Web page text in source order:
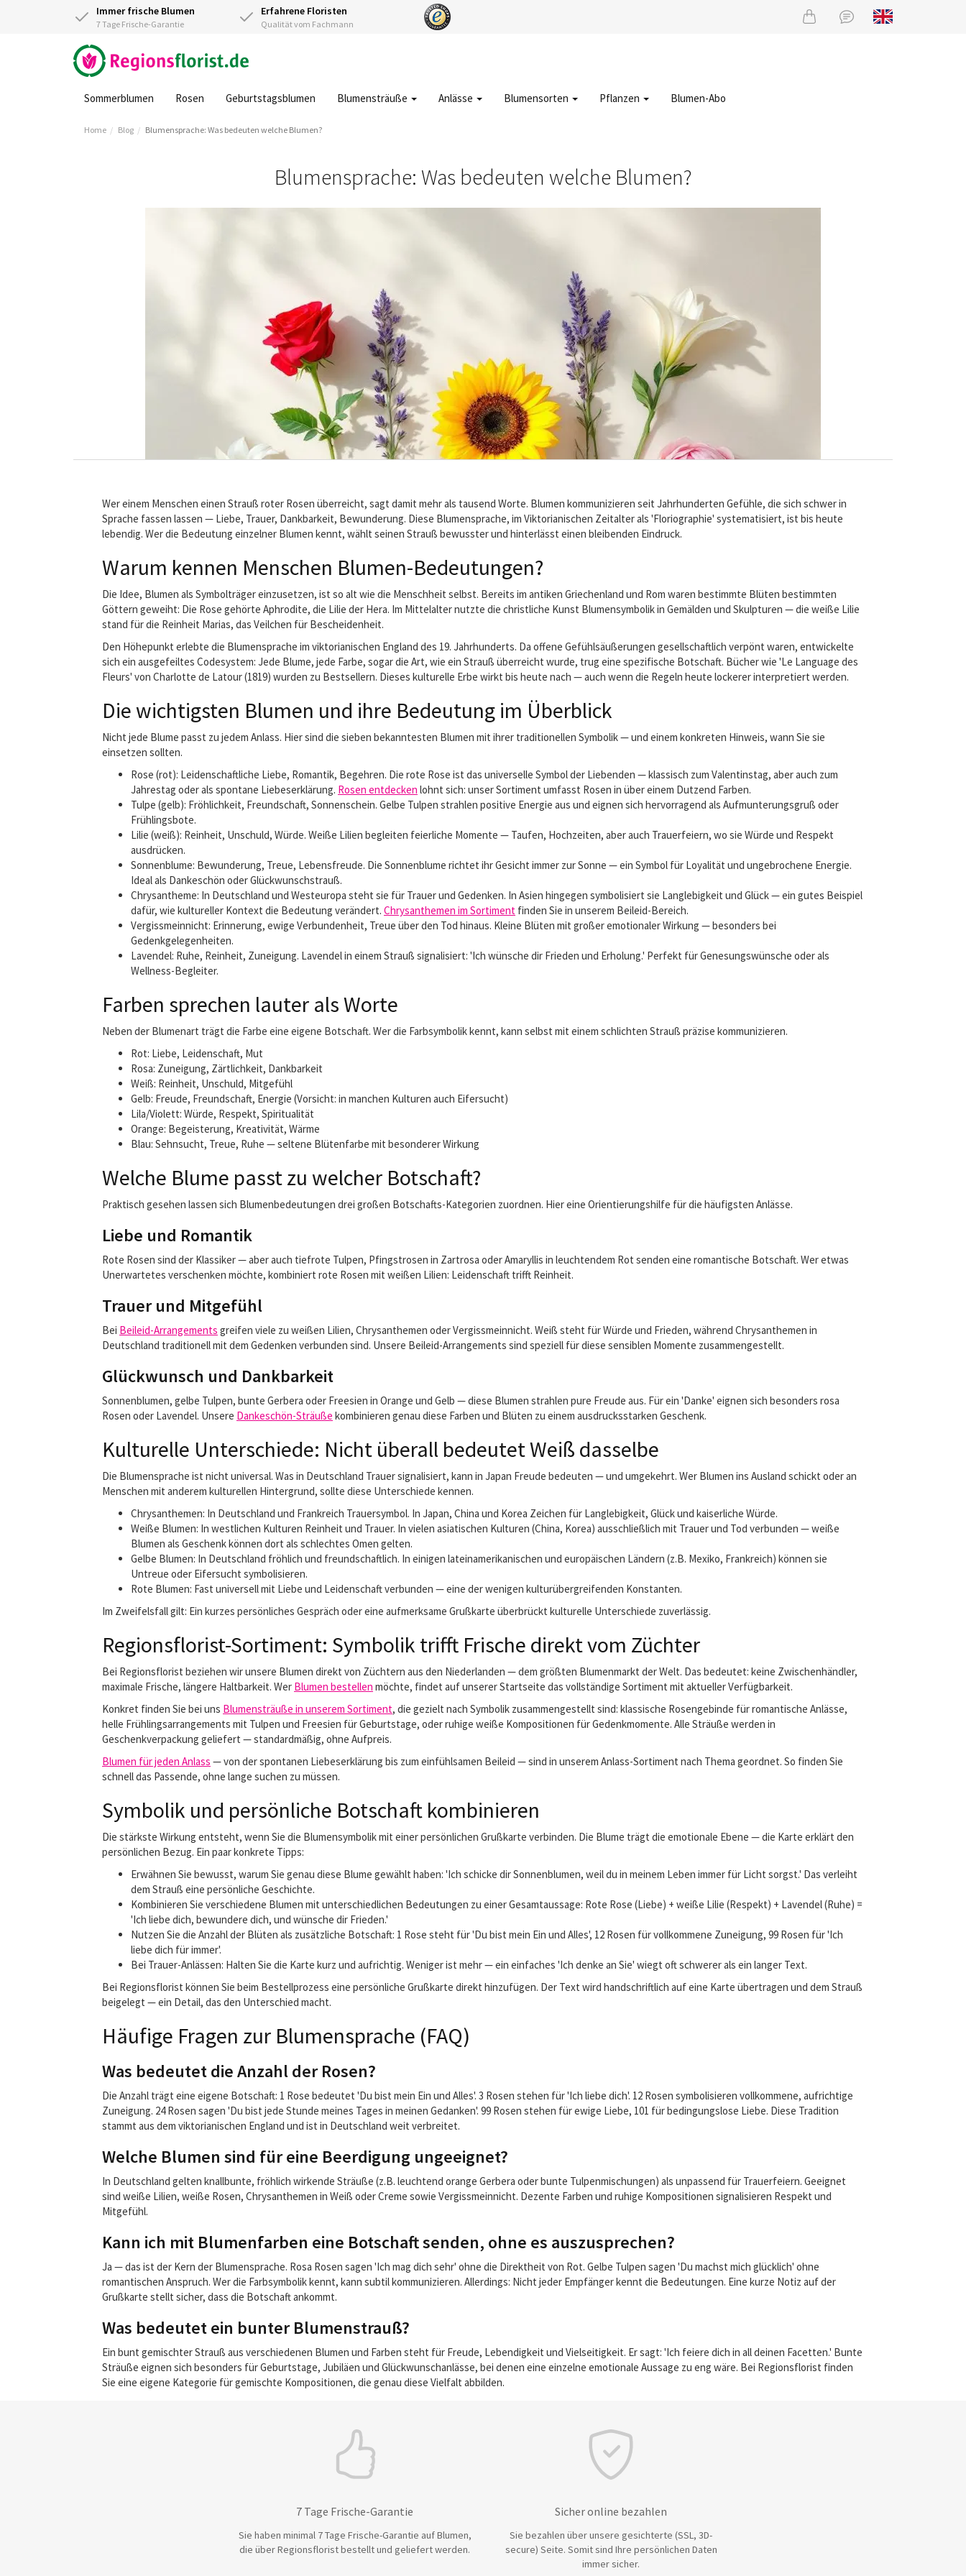
Immer frische Blumen
7 Tage Frische-Garantie
Erfahrene Floristen
Qualität vom Fachmann
Sommerblumen Rosen Geburtstagsblumen Blumensträuße Anlässe Blumensorten Pflanzen Blumen-Abo
Home Blog Blumensprache: Was bedeuten welche Blumen?
Blumensprache: Was bedeuten welche Blumen?
Wer einem Menschen einen Strauß roter Rosen überreicht, sagt damit mehr als tausend Worte. Blumen kommunizieren seit Jahrhunderten Gefühle, die sich schwer in
Sprache fassen lassen — Liebe, Trauer, Dankbarkeit, Bewunderung. Diese Blumensprache, im Viktorianischen Zeitalter als 'Floriographie' systematisiert, ist bis heute
lebendig. Wer die Bedeutung einzelner Blumen kennt, wählt seinen Strauß bewusster und hinterlässt einen bleibenden Eindruck.
Warum kennen Menschen Blumen-Bedeutungen?
Die Idee, Blumen als Symbolträger einzusetzen, ist so alt wie die Menschheit selbst. Bereits im antiken Griechenland und Rom waren bestimmte Blüten bestimmten
Göttern geweiht: Die Rose gehörte Aphrodite, die Lilie der Hera. Im Mittelalter nutzte die christliche Kunst Blumensymbolik in Gemälden und Skulpturen — die weiße Lilie
stand für die Reinheit Marias, das Veilchen für Bescheidenheit.
Den Höhepunkt erlebte die Blumensprache im viktorianischen England des 19. Jahrhunderts. Da offene Gefühlsäußerungen gesellschaftlich verpönt waren, entwickelte
sich ein ausgefeiltes Codesystem: Jede Blume, jede Farbe, sogar die Art, wie ein Strauß überreicht wurde, trug eine spezifische Botschaft. Bücher wie 'Le Language des
Fleurs' von Charlotte de Latour (1819) wurden zu Bestsellern. Dieses kulturelle Erbe wirkt bis heute nach — auch wenn die Regeln heute lockerer interpretiert werden.
Die wichtigsten Blumen und ihre Bedeutung im Überblick
Nicht jede Blume passt zu jedem Anlass. Hier sind die sieben bekanntesten Blumen mit ihrer traditionellen Symbolik — und einem konkreten Hinweis, wann Sie sie
einsetzen sollten.
Rose (rot): Leidenschaftliche Liebe, Romantik, Begehren. Die rote Rose ist das universelle Symbol der Liebenden — klassisch zum Valentinstag, aber auch zum
Jahrestag oder als spontane Liebeserklärung. Rosen entdecken lohnt sich: unser Sortiment umfasst Rosen in über einem Dutzend Farben.
Tulpe (gelb): Fröhlichkeit, Freundschaft, Sonnenschein. Gelbe Tulpen strahlen positive Energie aus und eignen sich hervorragend als Aufmunterungsgruß oder
Frühlingsbote.
Lilie (weiß): Reinheit, Unschuld, Würde. Weiße Lilien begleiten feierliche Momente — Taufen, Hochzeiten, aber auch Trauerfeiern, wo sie Würde und Respekt
ausdrücken.
Sonnenblume: Bewunderung, Treue, Lebensfreude. Die Sonnenblume richtet ihr Gesicht immer zur Sonne — ein Symbol für Loyalität und ungebrochene Energie.
Ideal als Dankeschön oder Glückwunschstrauß.
Chrysantheme: In Deutschland und Westeuropa steht sie für Trauer und Gedenken. In Asien hingegen symbolisiert sie Langlebigkeit und Glück — ein gutes Beispiel
dafür, wie kultureller Kontext die Bedeutung verändert. Chrysanthemen im Sortiment finden Sie in unserem Beileid-Bereich.
Vergissmeinnicht: Erinnerung, ewige Verbundenheit, Treue über den Tod hinaus. Kleine Blüten mit großer emotionaler Wirkung — besonders bei
Gedenkgelegenheiten.
Lavendel: Ruhe, Reinheit, Zuneigung. Lavendel in einem Strauß signalisiert: 'Ich wünsche dir Frieden und Erholung.' Perfekt für Genesungswünsche oder als
Wellness-Begleiter.
Farben sprechen lauter als Worte
Neben der Blumenart trägt die Farbe eine eigene Botschaft. Wer die Farbsymbolik kennt, kann selbst mit einem schlichten Strauß präzise kommunizieren.
Rot: Liebe, Leidenschaft, Mut
Rosa: Zuneigung, Zärtlichkeit, Dankbarkeit
Weiß: Reinheit, Unschuld, Mitgefühl
Gelb: Freude, Freundschaft, Energie (Vorsicht: in manchen Kulturen auch Eifersucht)
Lila/Violett: Würde, Respekt, Spiritualität
Orange: Begeisterung, Kreativität, Wärme
Blau: Sehnsucht, Treue, Ruhe — seltene Blütenfarbe mit besonderer Wirkung
Welche Blume passt zu welcher Botschaft?
Praktisch gesehen lassen sich Blumenbedeutungen drei großen Botschafts-Kategorien zuordnen. Hier eine Orientierungshilfe für die häufigsten Anlässe.
Liebe und Romantik
Rote Rosen sind der Klassiker — aber auch tiefrote Tulpen, Pfingstrosen in Zartrosa oder Amaryllis in leuchtendem Rot senden eine romantische Botschaft. Wer etwas
Unerwartetes verschenken möchte, kombiniert rote Rosen mit weißen Lilien: Leidenschaft trifft Reinheit.
Trauer und Mitgefühl
Bei Beileid-Arrangements greifen viele zu weißen Lilien, Chrysanthemen oder Vergissmeinnicht. Weiß steht für Würde und Frieden, während Chrysanthemen in
Deutschland traditionell mit dem Gedenken verbunden sind. Unsere Beileid-Arrangements sind speziell für diese sensiblen Momente zusammengestellt.
Glückwunsch und Dankbarkeit
Sonnenblumen, gelbe Tulpen, bunte Gerbera oder Freesien in Orange und Gelb — diese Blumen strahlen pure Freude aus. Für ein 'Danke' eignen sich besonders rosa
Rosen oder Lavendel. Unsere Dankeschön-Sträuße kombinieren genau diese Farben und Blüten zu einem ausdrucksstarken Geschenk.
Kulturelle Unterschiede: Nicht überall bedeutet Weiß dasselbe
Die Blumensprache ist nicht universal. Was in Deutschland Trauer signalisiert, kann in Japan Freude bedeuten — und umgekehrt. Wer Blumen ins Ausland schickt oder an
Menschen mit anderem kulturellen Hintergrund, sollte diese Unterschiede kennen.
Chrysanthemen: In Deutschland und Frankreich Trauersymbol. In Japan, China und Korea Zeichen für Langlebigkeit, Glück und kaiserliche Würde.
Weiße Blumen: In westlichen Kulturen Reinheit und Trauer. In vielen asiatischen Kulturen (China, Korea) ausschließlich mit Trauer und Tod verbunden — weiße
Blumen als Geschenk können dort als schlechtes Omen gelten.
Gelbe Blumen: In Deutschland fröhlich und freundschaftlich. In einigen lateinamerikanischen und europäischen Ländern (z.B. Mexiko, Frankreich) können sie
Untreue oder Eifersucht symbolisieren.
Rote Blumen: Fast universell mit Liebe und Leidenschaft verbunden — eine der wenigen kulturübergreifenden Konstanten.
Im Zweifelsfall gilt: Ein kurzes persönliches Gespräch oder eine aufmerksame Grußkarte überbrückt kulturelle Unterschiede zuverlässig.
Regionsflorist-Sortiment: Symbolik trifft Frische direkt vom Züchter
Bei Regionsflorist beziehen wir unsere Blumen direkt von Züchtern aus den Niederlanden — dem größten Blumenmarkt der Welt. Das bedeutet: keine Zwischenhändler,
maximale Frische, längere Haltbarkeit. Wer Blumen bestellen möchte, findet auf unserer Startseite das vollständige Sortiment mit aktueller Verfügbarkeit.
Konkret finden Sie bei uns Blumensträuße in unserem Sortiment, die gezielt nach Symbolik zusammengestellt sind: klassische Rosengebinde für romantische Anlässe,
helle Frühlingsarrangements mit Tulpen und Freesien für Geburtstage, oder ruhige weiße Kompositionen für Gedenkmomente. Alle Sträuße werden in
Geschenkverpackung geliefert — standardmäßig, ohne Aufpreis.
Blumen für jeden Anlass — von der spontanen Liebeserklärung bis zum einfühlsamen Beileid — sind in unserem Anlass-Sortiment nach Thema geordnet. So finden Sie
schnell das Passende, ohne lange suchen zu müssen.
Symbolik und persönliche Botschaft kombinieren
Die stärkste Wirkung entsteht, wenn Sie die Blumensymbolik mit einer persönlichen Grußkarte verbinden. Die Blume trägt die emotionale Ebene — die Karte erklärt den
persönlichen Bezug. Ein paar konkrete Tipps:
Erwähnen Sie bewusst, warum Sie genau diese Blume gewählt haben: 'Ich schicke dir Sonnenblumen, weil du in meinem Leben immer für Licht sorgst.' Das verleiht
dem Strauß eine persönliche Geschichte.
Kombinieren Sie verschiedene Blumen mit unterschiedlichen Bedeutungen zu einer Gesamtaussage: Rote Rose (Liebe) + weiße Lilie (Respekt) + Lavendel (Ruhe) =
'Ich liebe dich, bewundere dich, und wünsche dir Frieden.'
Nutzen Sie die Anzahl der Blüten als zusätzliche Botschaft: 1 Rose steht für 'Du bist mein Ein und Alles', 12 Rosen für vollkommene Zuneigung, 99 Rosen für 'Ich
liebe dich für immer'.
Bei Trauer-Anlässen: Halten Sie die Karte kurz und aufrichtig. Weniger ist mehr — ein einfaches 'Ich denke an Sie' wiegt oft schwerer als ein langer Text.
Bei Regionsflorist können Sie beim Bestellprozess eine persönliche Grußkarte direkt hinzufügen. Der Text wird handschriftlich auf eine Karte übertragen und dem Strauß
beigelegt — ein Detail, das den Unterschied macht.
Häufige Fragen zur Blumensprache (FAQ)
Was bedeutet die Anzahl der Rosen?
Die Anzahl trägt eine eigene Botschaft: 1 Rose bedeutet 'Du bist mein Ein und Alles'. 3 Rosen stehen für 'Ich liebe dich'. 12 Rosen symbolisieren vollkommene, aufrichtige
Zuneigung. 24 Rosen sagen 'Du bist jede Stunde meines Tages in meinen Gedanken'. 99 Rosen stehen für ewige Liebe, 101 für bedingungslose Liebe. Diese Tradition
stammt aus dem viktorianischen England und ist in Deutschland weit verbreitet.
Welche Blumen sind für eine Beerdigung ungeeignet?
In Deutschland gelten knallbunte, fröhlich wirkende Sträuße (z.B. leuchtend orange Gerbera oder bunte Tulpenmischungen) als unpassend für Trauerfeiern. Geeignet
sind weiße Lilien, weiße Rosen, Chrysanthemen in Weiß oder Creme sowie Vergissmeinnicht. Dezente Farben und ruhige Kompositionen signalisieren Respekt und
Mitgefühl.
Kann ich mit Blumenfarben eine Botschaft senden, ohne es auszusprechen?
Ja — das ist der Kern der Blumensprache. Rosa Rosen sagen 'Ich mag dich sehr' ohne die Direktheit von Rot. Gelbe Tulpen sagen 'Du machst mich glücklich' ohne
romantischen Anspruch. Wer die Farbsymbolik kennt, kann subtil kommunizieren. Allerdings: Nicht jeder Empfänger kennt die Bedeutungen. Eine kurze Notiz auf der
Grußkarte stellt sicher, dass die Botschaft ankommt.
Was bedeutet ein bunter Blumenstrauß?
Ein bunt gemischter Strauß aus verschiedenen Blumen und Farben steht für Freude, Lebendigkeit und Vielseitigkeit. Er sagt: 'Ich feiere dich in all deinen Facetten.' Bunte
Sträuße eignen sich besonders für Geburtstage, Jubiläen und Glückwunschanlässe, bei denen eine einzelne emotionale Aussage zu eng wäre. Bei Regionsflorist finden
Sie eine eigene Kategorie für gemischte Kompositionen, die genau diese Vielfalt abbilden.
7 Tage Frische-Garantie
Sie haben minimal 7 Tage Frische-Garantie auf Blumen,
die über Regionsflorist bestellt und geliefert werden.
Sicher online bezahlen
Sie bezahlen über unsere gesichterte (SSL, 3D-
secure) Seite. Somit sind Ihre persönlichen Daten
immer sicher.